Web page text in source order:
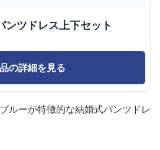
ンツドレス上下セット
の詳細を見る
ルーが特徴的な結婚式パンツドレ